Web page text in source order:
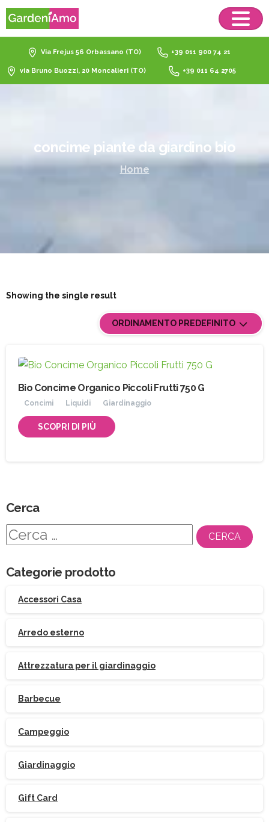
Via Frejus 56 Orbassano (TO) +39 011 900 74 21
via Bruno Buozzi, 20 Moncalieri (TO) +39 011 64 2705
concime piante da giardino bio
Home
Showing the single result
ORDINAMENTO PREDEFINITO
Bio Concime Organico Piccoli Frutti 750 G
Concimi Liquidi Giardinaggio
SCOPRI DI PIÙ
Cerca
Ricerca
Categorie prodotto
Accessori Casa
Arredo esterno
Attrezzatura per il giardinaggio
Barbecue
Campeggio
Giardinaggio
Gift Card